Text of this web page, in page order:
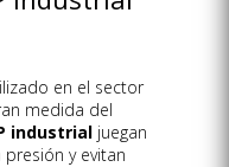
en el sector
medida del
industrial juegan
y evitan